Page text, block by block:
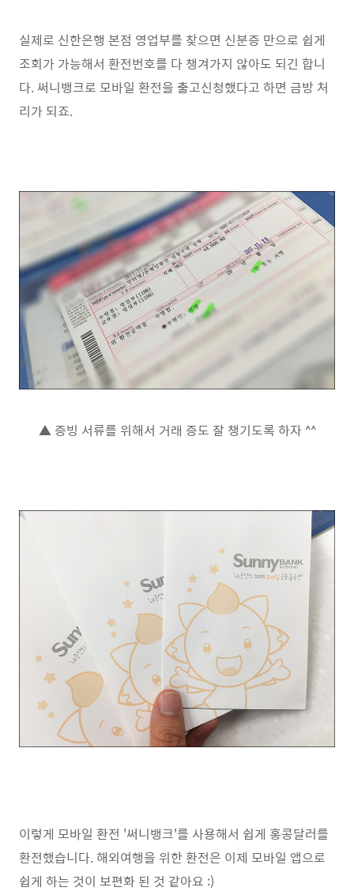
실제로 신한은행 본점 영업부를 찾으면 신분증 만으로 쉽게
조회가 가능해서 환전번호를 다 챙겨가지 않아도 되긴 합니
다. 써니뱅크로 모바일 환전을 출고신청했다고 하면 금방 처
리가 되죠.
▲ 증빙 서류를 위해서 거래 증도 잘 챙기도록 하자 ^^
이렇게 모바일 환전 '써니뱅크'를 사용해서 쉽게 홍콩달러를
환전했습니다. 해외여행을 위한 환전은 이제 모바일 앱으로
쉽게 하는 것이 보편화 된 것 같아요 :)